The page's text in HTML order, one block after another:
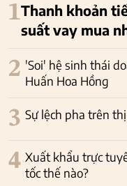
1Thanh khoản
suất vay mua
2 'Soi' hệ sinh thái
Huấn Hoa Hồng
3 Sự lệch pha trên
4 Xuất khẩu trực
tốc thế nào?